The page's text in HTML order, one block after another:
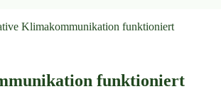
Klimakommunikation funktioniert
funktioniert